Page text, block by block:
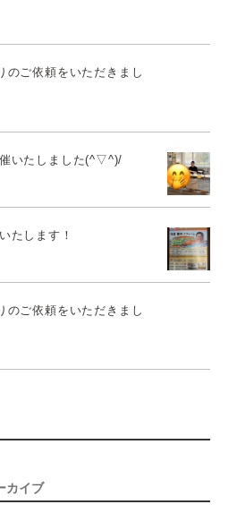
のご依頼をいただきまし
催いたしました(^▽^)/
たします！
のご依頼をいただきまし
カイブ